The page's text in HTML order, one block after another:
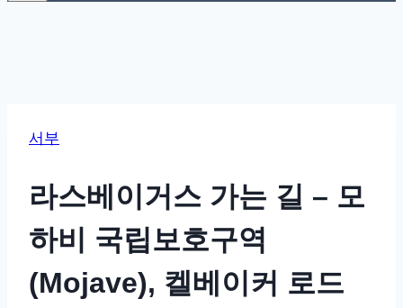
서부
라스베이거스 가는 길 – 모
하비 국립보호구역
(Mojave), 켈베이커 로드